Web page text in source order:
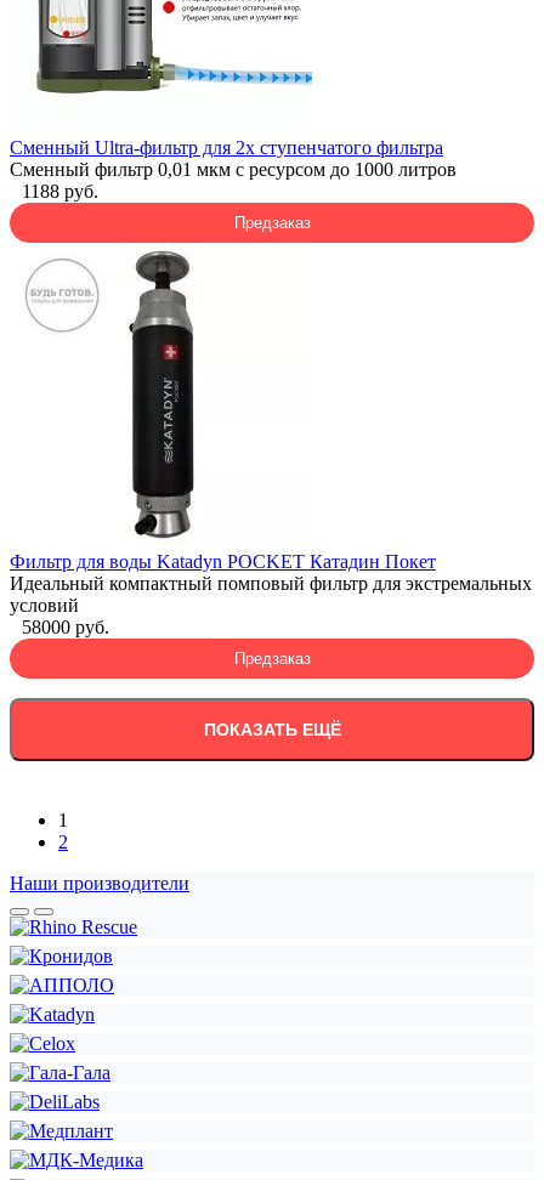
Сменный Ultra-фильтр для 2х ступенчатого фильтра
Сменный фильтр 0,01 мкм с ресурсом до 1000 литров
1188 руб.
Предзаказ
Фильтр для воды Katadyn POCKET Катадин Покет
Идеальный компактный помповый фильтр для экстремальных
условий
58000 руб.
Предзаказ
ПОКАЗАТЬ ЕЩЁ
1
2
Наши производители